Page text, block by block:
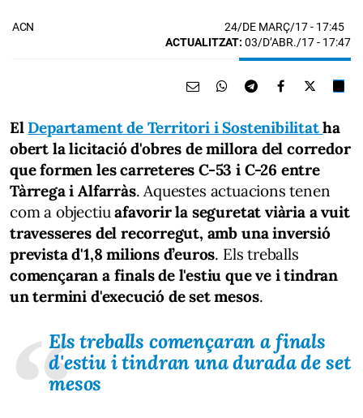
ACN 24/DE MARÇ/17- 17:45
ACTUALITZAT: 03/D’ABR./17 - 17:47
El Departament de Territori i Sostenibilitatha
obert la licitació d'obres de millora del corredor
que formen les carreteres C-53 i C-26 entre
Tàrrega i Alfarràs. Aquestes actuacions tenen
com a objectiu afavorir la seguretat viària a vuit
travesseres del recorregut, amb una inversió
prevista d'1,8 milions d’euros. Els treballs
començaran a finals de l'estiu que ve i tindran
un termini d'execució de set mesos.
Els treballs començaran a finals
d'estiu i tindran una durada de set
mesos